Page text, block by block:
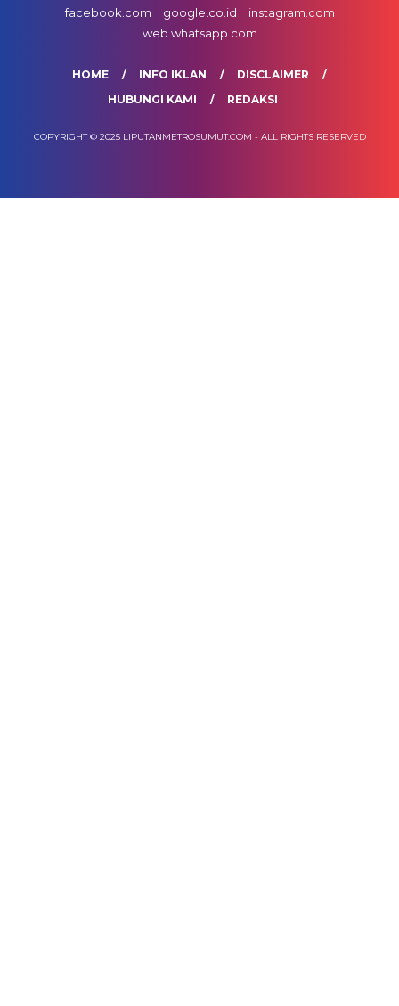
facebook.com
google.co.id
instagram.com
web.whatsapp.com
HOME INFO IKLAN
DISCLAIMER
HUBUNGI KAMI
REDAKSI
COPYRIGHT © 2025 LIPUTANMETROSUMUT.COM - ALL RIGHTS RESERVED